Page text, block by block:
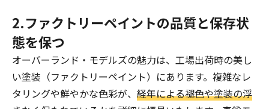
2.ファクトリーペイントの品質と保存状
態を保つ
オーバーランド・モデルズの魅力は、工場出荷時の美し
い塗装（ファクトリーペイント）にあります。複雑なレ
タリングや鮮やかな色彩が、 経年による褪色や塗装の浮